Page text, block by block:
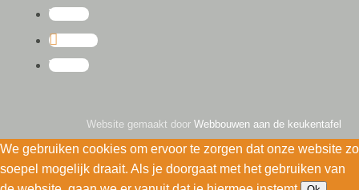
Volgen
Volgen
Volgen
Website gemaakt door Webbouwen aan de keukentafel
We gebruiken cookies om ervoor te zorgen dat onze website zo
soepel mogelijk draait. Als je doorgaat met het gebruiken van